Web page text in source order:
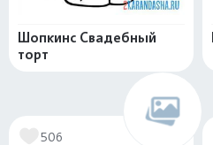
Шопкинс Свадебный
торт
506